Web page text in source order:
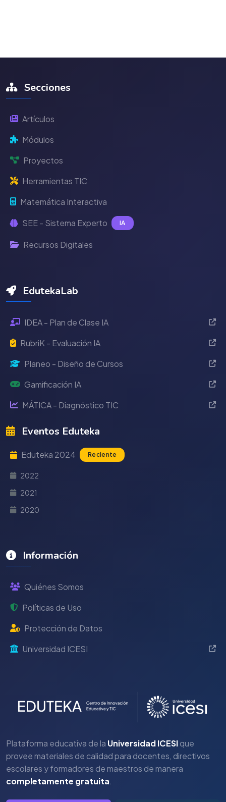
Secciones
Artículos
Módulos
Proyectos
Herramientas TIC
Matemática Interactiva
SEE - Sistema Experto IA
Recursos Digitales
EdutekaLab
IDEA - Plan de Clase IA
RubriK - Evaluación IA
Planeo - Diseño de Cursos
Gamificación IA
MÁTICA - Diagnóstico TIC
Eventos Eduteka
Eduteka 2024 Reciente
2022
2021
2020
Información
Quiénes Somos
Políticas de Uso
Protección de Datos
Universidad ICESI
Plataforma educativa de la Universidad ICESIque
provee materiales de calidad para docentes, directivos
escolares y formadores de maestros de manera
completamente gratuita.